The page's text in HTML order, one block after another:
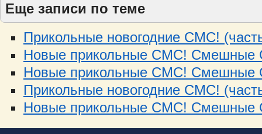
Еще записи по теме
Прикольные новогодние СМС!
Новые прикольные СМС! Смешные
Новые прикольные СМС! Смешные
Прикольные новогодние СМС!
Новые прикольные СМС! Смешные